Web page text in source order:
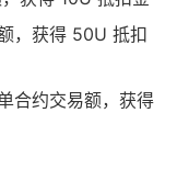
，获得 50U 抵扣
合约交易额，获得